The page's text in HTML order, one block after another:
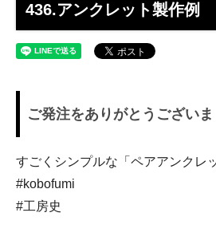
436.アンクレット製作例
ご発注をありがとうございま
すごくシンプルな「ペアアンクレ
#kobofumi
#工房史